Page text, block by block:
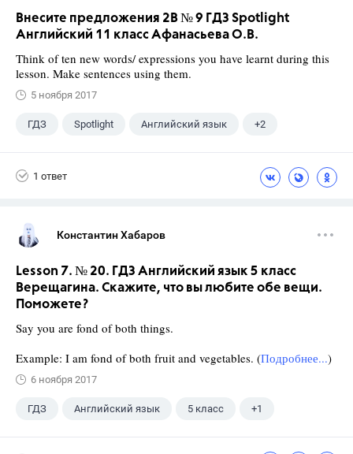
Внесите предложения 2B № 9 ГДЗ Spotlight
Английский 11 класс Афанасьева О.В.
Think of ten new words/ expressions you have learnt during this
lesson. Make sentences using them.
5 ноября 2017
ГДЗ Spotlight Английский язык +2
1 ответ
Константин Хабаров
Lesson 7. № 20. ГДЗ Английский язык 5 класс
Верещагина. Скажите, что вы любите обе вещи.
Поможете?
Say you are fond of both things.
Example: I am fond of both fruit and vegetables. (Подробнее...)
6 ноября 2017
ГДЗ Английский язык 5 класс +1